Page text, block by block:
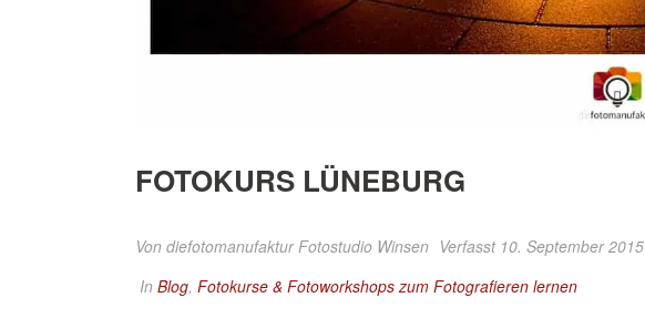
FOTOKURS LÜNEBURG
Von diefotomanufaktur Fotostudio Winsen Verfasst 10. September 2015
In Blog, Fotokurse & Fotoworkshops zum Fotografieren lernen